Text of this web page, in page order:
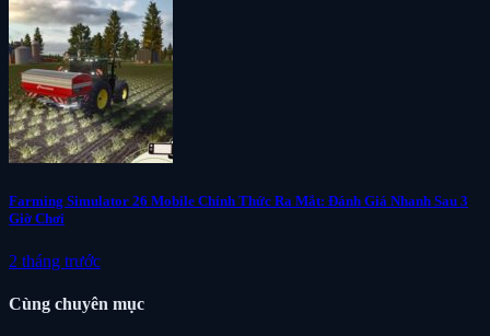
Farming Simulator 26 Mobile Chính Thức Ra Mắt: Đánh Giá Nhanh Sau 3
Giờ Chơi
2 tháng trước
Cùng chuyên mục